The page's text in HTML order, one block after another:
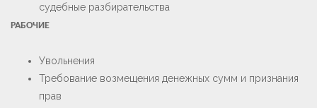
судебные разбирательства
РАБОЧИЕ
Увольнения
Требование возмещения денежных сумм и признания
прав